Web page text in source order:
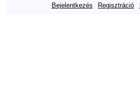
Bejelentkezés Regisztráció